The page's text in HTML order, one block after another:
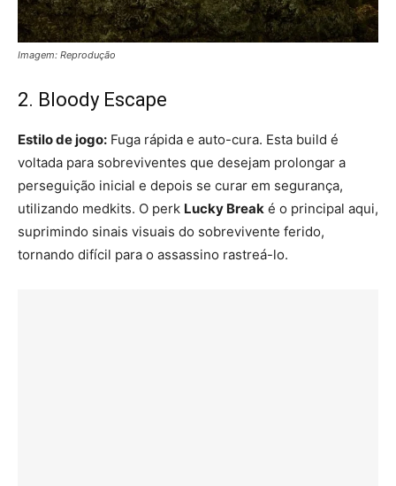
Imagem: Reprodução
2. Bloody Escape
Estilo de jogo: Fuga rápida e auto-cura. Esta build é
voltada para sobreviventes que desejam prolongar a
perseguição inicial e depois se curar em segurança,
utilizando medkits. O perk Lucky Break é o principal aqui,
suprimindo sinais visuais do sobrevivente ferido,
tornando difícil para o assassino rastreá-lo.